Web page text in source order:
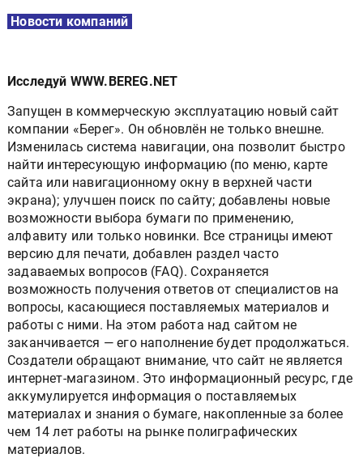
Новости компаний
Исследуй WWW.BEREG.NET
Запущен в коммерческую эксплуатацию новый сайт
компании «Берег». Он обновлён не только внешне.
Изменилась система навигации, она позволит быстро
найти интересующую информацию (по меню, карте
сайта или навигационному окну в верхней части
экрана); улучшен поиск по сайту; добавлены новые
возможности выбора бумаги по применению,
алфавиту или только новинки. Все страницы имеют
версию для печати, добавлен раздел часто
задаваемых вопросов (FAQ). Сохраняется
возможность получения ответов от специалистов на
вопросы, касающиеся поставляемых материалов и
работы с ними. На этом работа над сайтом не
заканчивается — его наполнение будет продолжаться.
Создатели обращают внимание, что сайт не является
интернет-магазином. Это информационный ресурс, где
аккумулируется информация о поставляемых
материалах и знания о бумаге, накопленные за более
чем 14 лет работы на рынке полиграфических
материалов.